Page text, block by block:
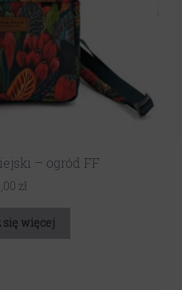
– ogród FF
zł
się więcej